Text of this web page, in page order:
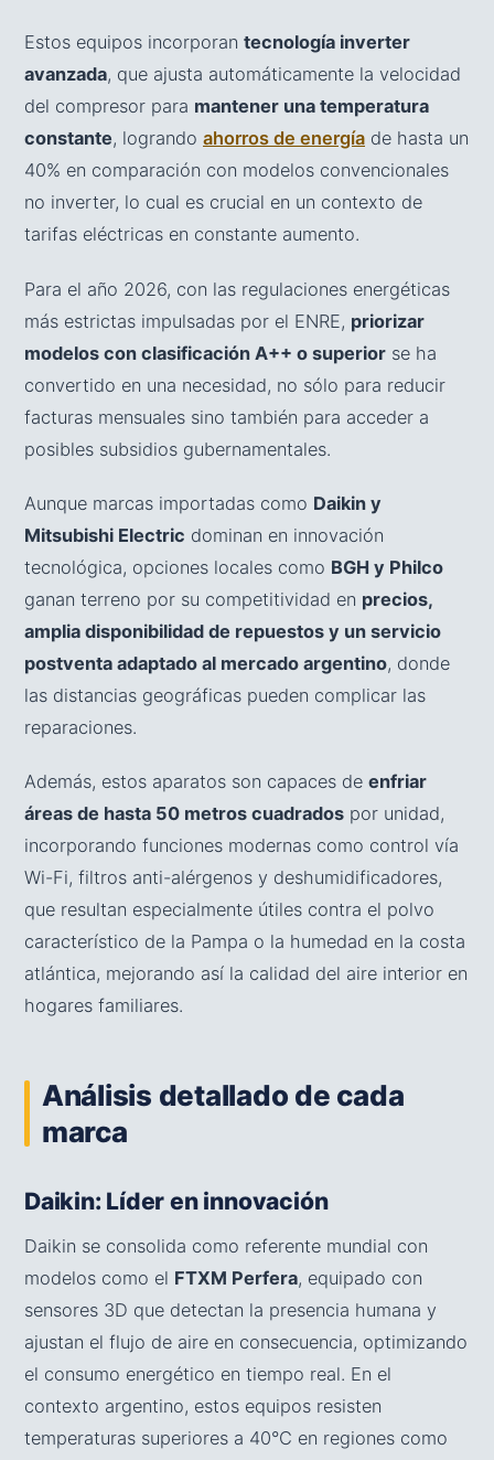
Estos equipos incorporan tecnología inverter
avanzada, que ajusta automáticamente la velocidad
del compresor para mantener una temperatura
constante, logrando ahorros de energía de hasta un
40% en comparación con modelos convencionales
no inverter, lo cual es crucial en un contexto de
tarifas eléctricas en constante aumento.
Para el año 2026, con las regulaciones energéticas
más estrictas impulsadas por el ENRE, priorizar
modelos con clasificación A++ o superior se ha
convertido en una necesidad, no sólo para reducir
facturas mensuales sino también para acceder a
posibles subsidios gubernamentales.
Aunque marcas importadas como Daikin y
Mitsubishi Electric dominan en innovación
tecnológica, opciones locales como BGH y Philco
ganan terreno por su competitividad en precios,
amplia disponibilidad de repuestos y un servicio
postventa adaptado al mercado argentino, donde
las distancias geográficas pueden complicar las
reparaciones.
Además, estos aparatos son capaces de enfriar
áreas de hasta 50 metros cuadrados por unidad,
incorporando funciones modernas como control vía
Wi-Fi, filtros anti-alérgenos y deshumidificadores,
que resultan especialmente útiles contra el polvo
característico de la Pampa o la humedad en la costa
atlántica, mejorando así la calidad del aire interior en
hogares familiares.
Análisis detallado de cada
marca
Daikin: Líder en innovación
Daikin se consolida como referente mundial con
modelos como el FTXM Perfera, equipado con
sensores 3D que detectan la presencia humana y
ajustan el flujo de aire en consecuencia, optimizando
el consumo energético en tiempo real. En el
contexto argentino, estos equipos resisten
temperaturas superiores a 40°C en regiones como